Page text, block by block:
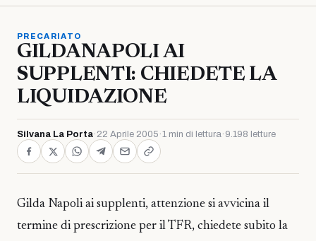
PRECARIATO
GILDANAPOLI AI
SUPPLENTI: CHIEDETE LA
LIQUIDAZIONE
Silvana La Porta· 22 Aprile 2005 ·1 min di lettura· 9.198 letture
Gilda Napoli ai supplenti, attenzione si avvicina il
termine di prescrizione per il TFR, chiedete subito la